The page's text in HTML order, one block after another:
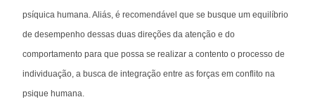
psíquica humana. Aliás, é recomendável que se busque um equilíbrio
de desempenho dessas duas direções da atenção e do
comportamento para que possa se realizar a contento o processo de
individuação, a busca de integração entre as forças em conflito na
psique humana.